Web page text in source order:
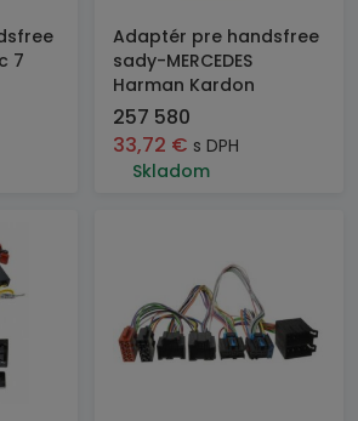
7
Adaptér pre handsfree
sady-MERCEDES
Harman Kardon
257 580
33,72 € s DPH
Skladom